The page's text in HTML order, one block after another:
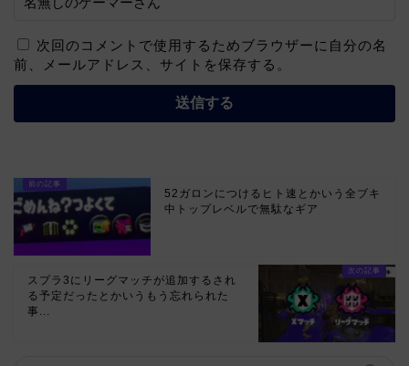
次回のコメントで使用するためブラウザーに自分の名
前、メールアドレス、サイトを保存する。
52ガロンにつけるヒト速とかいう全ブキ
中トップレベルで無駄なギア
スプラ3にリーグマッチが追加するされ
る予定だったとかいうもう忘れられた
事...